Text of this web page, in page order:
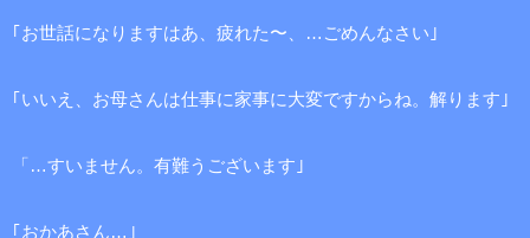
｢お世話になりますはあ、疲れた〜、…ごめんなさい｣
｢いいえ、お母さんは仕事に家事に大変ですからね。解ります｣
「…すいません。有難うございます｣
｢おかあさん…｣